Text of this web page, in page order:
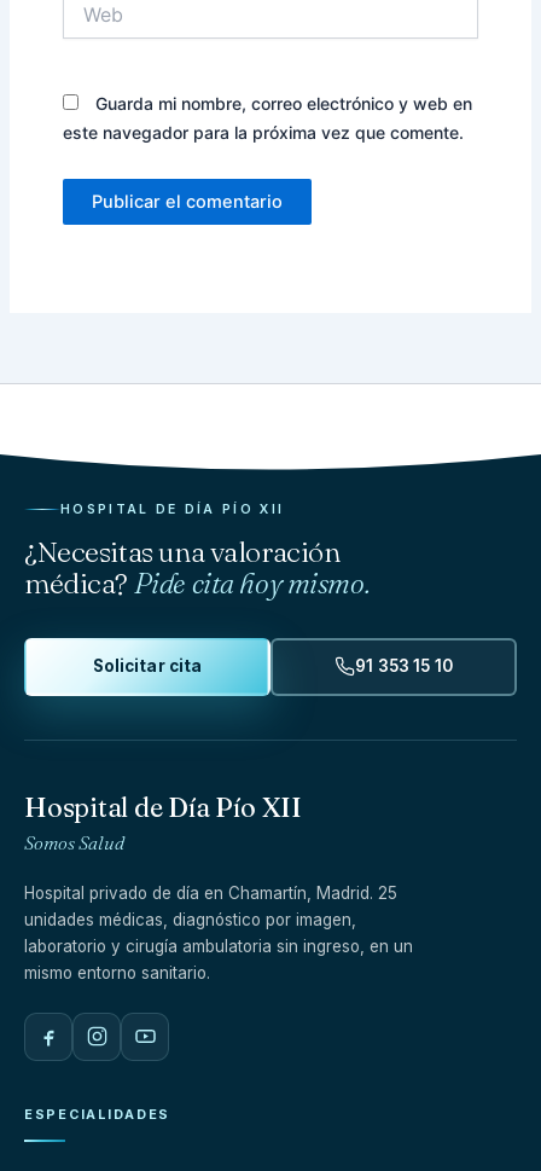
Guarda mi nombre, correo electrónico y web en
este navegador para la próxima vez que comente.
HOSPITAL DE DÍA PÍO XII
¿Necesitas una valoración
médica? Pide cita hoy mismo.
Solicitar cita 91 353 15 10
Hospital de Día Pío XII
Somos Salud
Hospital privado de día en Chamartín, Madrid. 25
unidades médicas, diagnóstico por imagen,
laboratorio y cirugía ambulatoria sin ingreso, en un
mismo entorno sanitario.
ESPECIALIDADES